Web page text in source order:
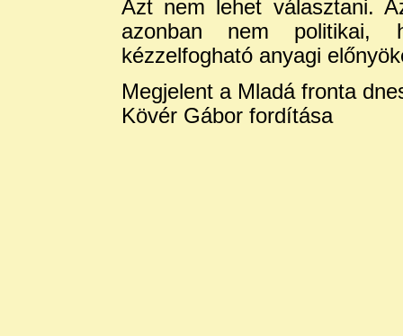
Azt nem lehet választani.
azonban nem politikai,
kézzelfogható anyagi
Megjelent a Mladá fronta
Kövér Gábor fordítása